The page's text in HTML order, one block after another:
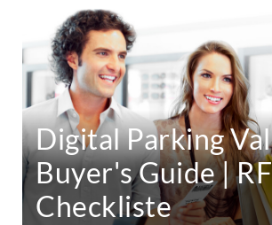
Digital Parking
Buyer's Guide |
Checkliste